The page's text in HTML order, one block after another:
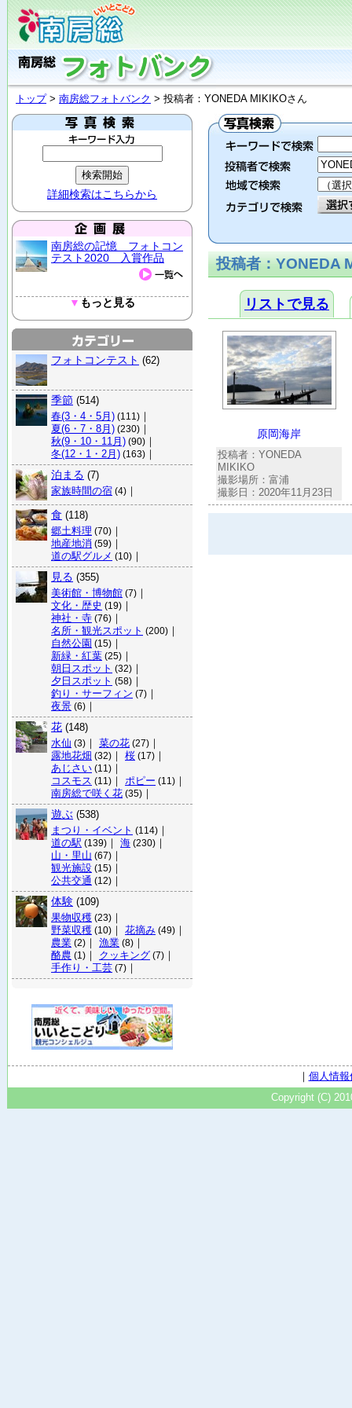
トップ> 南房総フォトバンク > 投稿者：YONEDA MIKIKOさん
詳細検索はこちらから
南房総の記憶 フォトコン
テスト2020 入賞作品
▼ もっと見る
フォトコンテスト (62)
季節 (514)
春(3・4・5月) (111) ｜
夏(6・7・8月) (230) ｜
秋(9・10・11月) (90) ｜
冬(12・1・2月) (163) ｜
泊まる (7)
家族時間の宿 (4) ｜
食 (118)
郷土料理 (70) ｜
地産地消 (59) ｜
道の駅グルメ (10) ｜
見る (355)
美術館・博物館 (7) ｜
文化・歴史 (19) ｜
神社・寺 (76) ｜
名所・観光スポット (200) ｜
自然公園 (15) ｜
新緑・紅葉 (25) ｜
朝日スポット (32) ｜
夕日スポット (58) ｜
釣り・サーフィン (7) ｜
夜景 (6) ｜
花 (148)
水仙 (3) ｜ 菜の花 (27) ｜
露地花畑 (32) ｜ 桜 (17) ｜
あじさい (11) ｜
コスモス (11) ｜ ポピー (11) ｜
南房総で咲く花 (35) ｜
遊ぶ (538)
まつり・イベント (114) ｜
道の駅 (139) ｜ 海 (230) ｜
山・里山 (67) ｜
観光施設 (15) ｜
公共交通 (12) ｜
体験 (109)
果物収穫 (23) ｜
野菜収穫 (10) ｜ 花摘み (49) ｜
農業 (2) ｜ 漁業 (8) ｜
酪農 (1) ｜ クッキング (7) ｜
手作り・工芸 (7) ｜
投稿者：YONEDA
リストで見る
原岡海岸
投稿者：YONEDA
MIKIKO
撮影場所：富浦
撮影日：2020年11月23日
｜ 個人情
Copyright (C)